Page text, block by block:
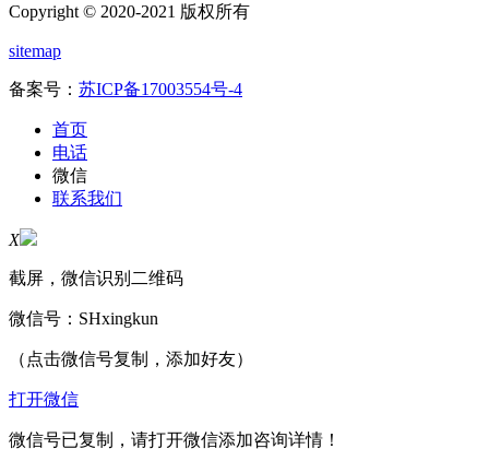
Copyright © 2020-2021 版权所有
sitemap
备案号： 苏ICP备17003554号-4
首页
电话
微信
联系我们
X
截屏，微信识别二维码
微信号： SHxingkun
（点击微信号复制，添加好友）
打开微信
微信号已复制，请打开微信添加咨询详情！